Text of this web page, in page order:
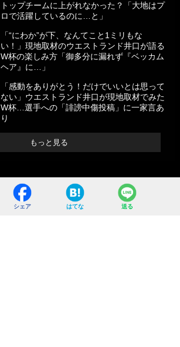
トップチームに上がれなかった？「大地はプ
ロで活躍しているのに…と」
「“にわか”が下、なんてこと1ミリもな
い！」現地取材のウエストランド井口が語る
W杯の楽しみ方「御多分に漏れず『ベッカム
ヘア』に…」
「感動をありがとう！だけでいいとは思って
ない」ウエストランド井口が現地取材でみた
W杯…選手への「誹謗中傷投稿」に一家言あ
り
もっと見る
シェア はてな 送る